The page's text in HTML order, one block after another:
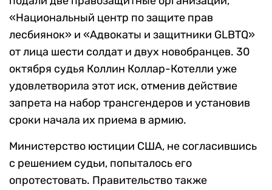
«Национальный центр по защите прав
лесбиянок» и «Адвокаты и защитники GLBTQ»
от лица шести солдат и двух новобранцев. 30
октября судья Коллин Коллар-Котелли уже
удовлетворила этот иск, отменив действие
запрета на набор трансгендеров и установив
сроки начала их приема в армию.
Министерство юстиции США, не согласившись
с решением судьи, попыталось его
опротестовать. Правительство также